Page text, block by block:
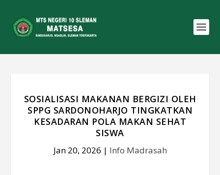
SOSIALISASI MAKANAN BERGIZI OLEH
SPPG SARDONOHARJO TINGKATKAN
KESADARAN POLA MAKAN SEHAT
SISWA
Jan 20, 2026 | Info Madrasah